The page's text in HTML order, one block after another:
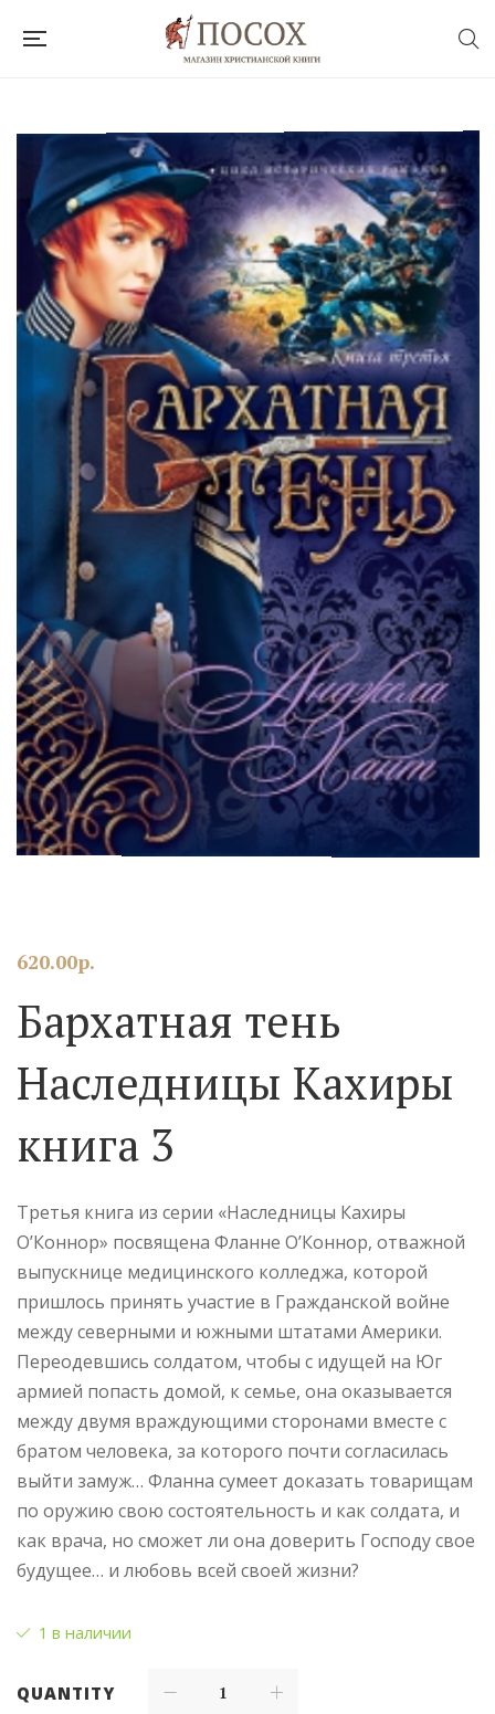
620.00р.
Бархатная тень
Наследницы Кахиры
книга 3
Третья книга из серии «Наследницы Кахиры
О’Коннор» посвящена Фланне О’Коннор, отважной
выпускнице медицинского колледжа, которой
пришлось принять участие в Гражданской войне
между северными и южными штатами Америки.
Переодевшись солдатом, чтобы с идущей на Юг
армией попасть домой, к семье, она оказывается
между двумя враждующими сторонами вместе с
братом человека, за которого почти согласилась
выйти замуж… Фланна сумеет доказать товарищам
по оружию свою состоятельность и как солдата, и
как врача, но сможет ли она доверить Господу свое
будущее… и любовь всей своей жизни?
1 в наличии
QUANTITY